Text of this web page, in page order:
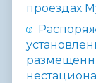
проездах